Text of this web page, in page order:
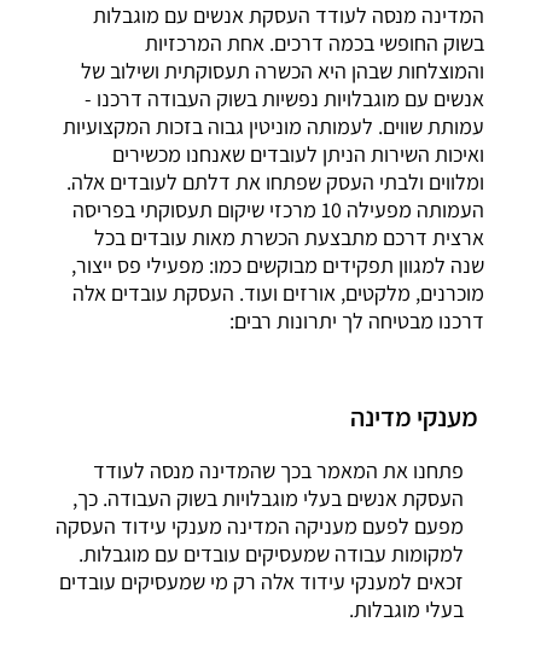
המדינה מנסה לעודד העסקת אנשים עם מוגבלות
בשוק החופשי בכמה דרכים. אחת המרכזיות
והמוצלחות שבהן היא הכשרה תעסוקתית ושילוב של
אנשים עם מוגבלויות נפשיות בשוק העבודה דרכנו -
עמותת שווים. לעמותה מוניטין גבוה בזכות המקצועיות
ואיכות השירות הניתן לעובדים שאנחנו מכשירים
ומלווים ולבתי העסק שפתחו את דלתם לעובדים אלה.
העמותה מפעילה 10 מרכזי שיקום תעסוקתי בפריסה
ארצית דרכם מתבצעת הכשרת מאות עובדים בכל
שנה למגוון תפקידים מבוקשים כמו: מפעילי פס ייצור,
מוכרנים, מלקטים, אורזים ועוד. העסקת עובדים אלה
דרכנו מבטיחה לך יתרונות רבים:
פתחנו את המאמר בכך שהמדינה מנסה לעודד
העסקת אנשים בעלי מוגבלויות בשוק העבודה. כך,
מפעם לפעם מעניקה המדינה מענקי עידוד העסקה
למקומות עבודה שמעסיקים עובדים עם מוגבלות.
זכאים למענקי עידוד אלה רק מי שמעסיקים עובדים
בעלי מוגבלות.
מענקי מדינה